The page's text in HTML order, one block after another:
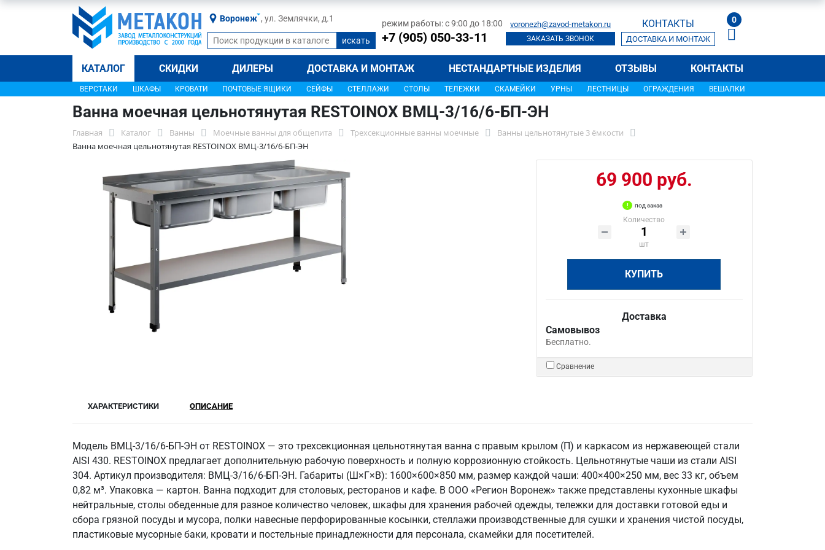
Воронеж , ул. Землячки, д.1 режим работы: с 9:00 до 18:00
+7 (905) 050-33-11
voronezh@zavod-metakon.ru
ЗАКАЗАТЬ ЗВОНОК
КОНТАКТЫ
ДОСТАВКА И МОНТАЖ
0
КАТАЛОГ СКИДКИ ДИЛЕРЫ ДОСТАВКА И МОНТАЖ НЕСТАНДАРТНЫЕ ИЗДЕЛИЯ ОТЗЫВЫ КОНТАКТЫ
ВЕРСТАКИ ШКАФЫ КРОВАТИ ПОЧТОВЫЕ ЯЩИКИ СЕЙФЫ СТЕЛЛАЖИ СТОЛЫ ТЕЛЕЖКИ СКАМЕЙКИ УРНЫ ЛЕСТНИЦЫ ОГРАЖДЕНИЯ ВЕШАЛКИ
Ванна моечная цельнотянутая RESTOINOX ВМЦ-3/16/6-БП-ЭН
Главная Каталог Ванны Моечные ванны для общепита Трехсекционные ванны моечные
Ванны цельнотянутые 3 ёмкости
Ванна моечная цельнотянутая RESTOINOX ВМЦ-3/16/6-БП-ЭН
69 900 руб.
под заказ
Количество
шт
КУПИТЬ
Доставка
Самовывоз
Бесплатно.
Сравнение
ХАРАКТЕРИСТИКИ ОПИСАНИЕ
Модель ВМЦ-3/16/6-БП-ЭН от RESTOINOX — это трехсекционная цельнотянутая ванна с правым крылом (П) и каркасом из нержавеющей стали
AISI 430. RESTOINOX предлагает дополнительную рабочую поверхность и полную коррозионную стойкость. Цельнотянутые чаши из стали AISI
304. Артикул производителя: ВМЦ-3/16/6-БП-ЭН. Габариты (Ш×Г×В): 1600×600×850 мм, размер каждой чаши: 400×400×250 мм, вес 33 кг, объем
0,82 м³. Упаковка — картон. Ванна подходит для столовых, ресторанов и кафе. В ООО «Регион Воронеж» также представлены кухонные шкафы
нейтральные, столы обеденные для разное количество человек, шкафы для хранения рабочей одежды, тележки для доставки готовой еды и
сбора грязной посуды и мусора, полки навесные перфорированные косынки, стеллажи производственные для сушки и хранения чистой посуды,
пластиковые мусорные баки, кровати и постельные принадлежности для персонала, скамейки для посетителей.